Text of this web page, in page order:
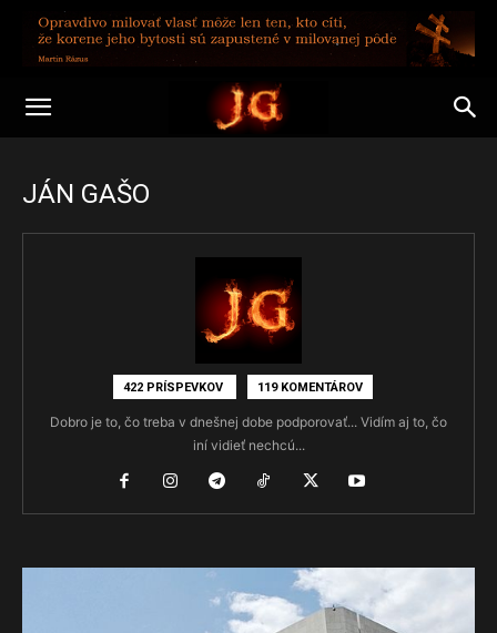
JÁN GAŠO
422 PRÍSPEVKOV 119 KOMENTÁROV
Dobro je to, čo treba v dnešnej dobe podporovať... Vidím aj to, čo
iní vidieť nechcú...